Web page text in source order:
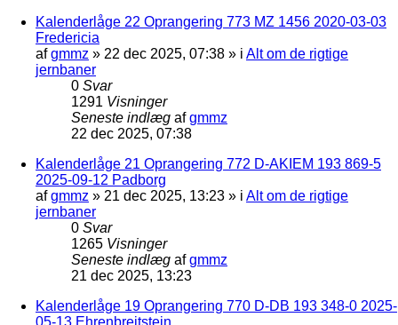
Kalenderlåge 22 Oprangering 773 MZ 1456 2020-03-03
Fredericia
afgmmz » 22 dec 2025, 07:38 » i Alt om de rigtige
jernbaner
0 Svar
1291 Visninger
Seneste indlæg afgmmz
22 dec 2025, 07:38
Kalenderlåge 21 Oprangering 772 D-AKIEM 193 869-5
2025-09-12 Padborg
afgmmz » 21 dec 2025, 13:23 » i Alt om de rigtige
jernbaner
0 Svar
1265 Visninger
Seneste indlæg afgmmz
21 dec 2025, 13:23
Kalenderlåge 19 Oprangering 770 D-DB 193 348-0 2025-
05-13 Ehrenbreitstein